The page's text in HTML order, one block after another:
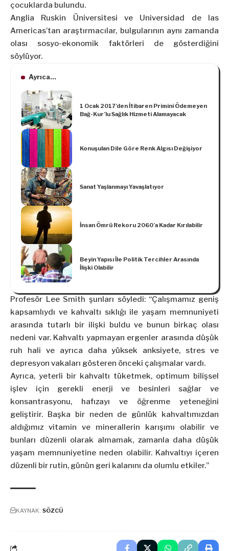
çocuklarda bulundu.
Anglia Ruskin Üniversitesi ve Universidad de las
Americas’tan araştırmacılar, bulgularının aynı zamanda
olası sosyo-ekonomik faktörleri de gösterdiğini
söylüyor.
Ayrıca...
1 Ocak 2017’den İtibaren Primini Ödemeyen
Bağ-Kur’lu Sağlık Hizmeti Alamayacak
Konuşulan Dile Göre Renk Algısı Değişiyor
Sanat Yaşlanmayı Yavaşlatıyor
İnsan Ömrü Rekoru 2060’a Kadar Kırılabilir
Beyin Yapısı İle Politik Tercihler Arasında
İlişki Olabilir
Profesör Lee Smith şunları söyledi: “Çalışmamız geniş
kapsamlıydı ve kahvaltı sıklığı ile yaşam memnuniyeti
arasında tutarlı bir ilişki buldu ve bunun birkaç olası
nedeni var. Kahvaltı yapmayan ergenler arasında düşük
ruh hali ve ayrıca daha yüksek anksiyete, stres ve
depresyon vakaları gösteren önceki çalışmalar vardı.
Ayrıca, yeterli bir kahvaltı tüketmek, optimum bilişsel
işlev için gerekli enerji ve besinleri sağlar ve
konsantrasyonu, hafızayı ve öğrenme yeteneğini
geliştirir. Başka bir neden de günlük kahvaltımızdan
aldığımız vitamin ve minerallerin karışımı olabilir ve
bunları düzenli olarak almamak, zamanla daha düşük
yaşam memnuniyetine neden olabilir. Kahvaltıyı içeren
düzenli bir rutin, günün geri kalanını da olumlu etkiler.”
KAYNAK: SÖZCÜ